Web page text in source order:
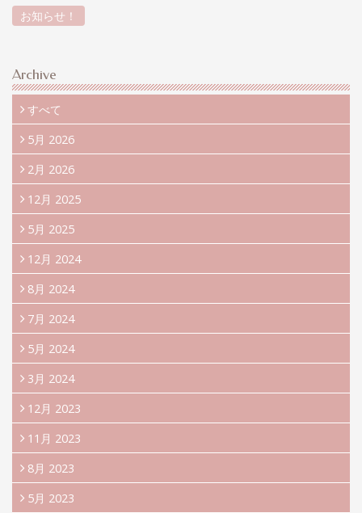
お知らせ！
Archive
すべて
5月 2026
2月 2026
12月 2025
5月 2025
12月 2024
8月 2024
7月 2024
5月 2024
3月 2024
12月 2023
11月 2023
8月 2023
5月 2023